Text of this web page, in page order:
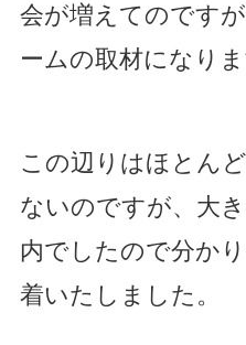
会が増えてのです
ームの取材になりま
この辺りはほとん
ないのですが、大
内でしたので分か
着いたしました。